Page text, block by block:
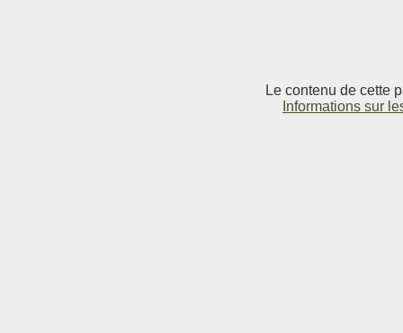
Le contenu de cette
Informations sur